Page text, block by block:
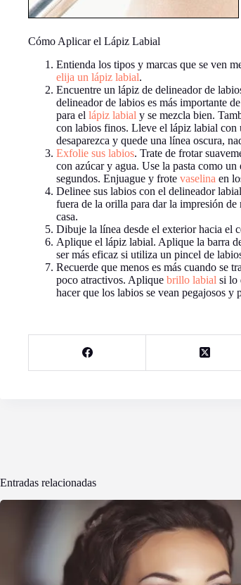
Cómo Aplicar el Lápiz Labial
Entienda los tipos y marcas que se ven
elija un lápiz labial.
Encuentre un lápiz de delineador de
delineador de labios es más importante
para el lápiz labial y se mezcla bien.
con labios finos. Lleve el lápiz labial con
desaparezca y quede una línea oscura,
Exfolie sus labios. Trate de frotar
con azúcar y agua. Use la pasta como
segundos. Enjuague y frote vaselina en
Delinee sus labios con el delineador
fuera de la orilla para dar la impresión de
casa.
Dibuje la línea desde el exterior hacia el
Aplique el lápiz labial. Aplique la barra
ser más eficaz si utiliza un pincel de
Recuerde que menos es más cuando se
poco atractivos. Aplique brillo labial si lo
hacer que los labios se vean pegajosos y
Entradas relacionadas